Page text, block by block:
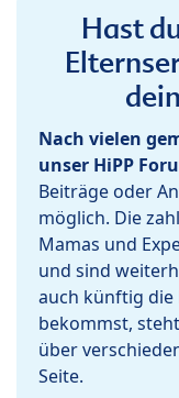
Hast
Nach vielen
unser HiPP
Beiträge oder
möglich. Die
Mamas und
und sind
auch künftig
bekommst,
über
Seite.